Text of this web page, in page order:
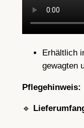
f
e
Erhältlich
gewagten
Pflegehinweis:
🔹